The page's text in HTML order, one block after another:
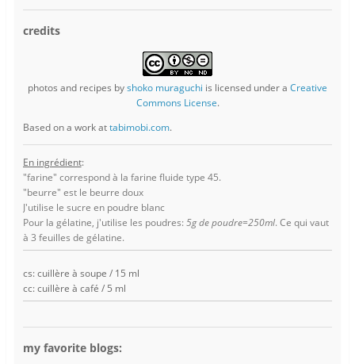
credits
photos and recipes byshoko muraguchi is licensed under a Creative
Commons License.
Based on a work attabimobi.com.
En ingrédient:
"farine" correspond à la farine fluide type 45.
"beurre" est le beurre doux
J'utilise le sucre en poudre blanc
Pour la gélatine, j'utilise les poudres: 5g de poudre=250ml. Ce qui vaut
à 3 feuilles de gélatine.
cs: cuillère à soupe / 15 ml
cc: cuillère à café / 5 ml
my favorite blogs: